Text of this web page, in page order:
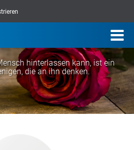
hinterlassen kann, ist ein
die an ihn denken.